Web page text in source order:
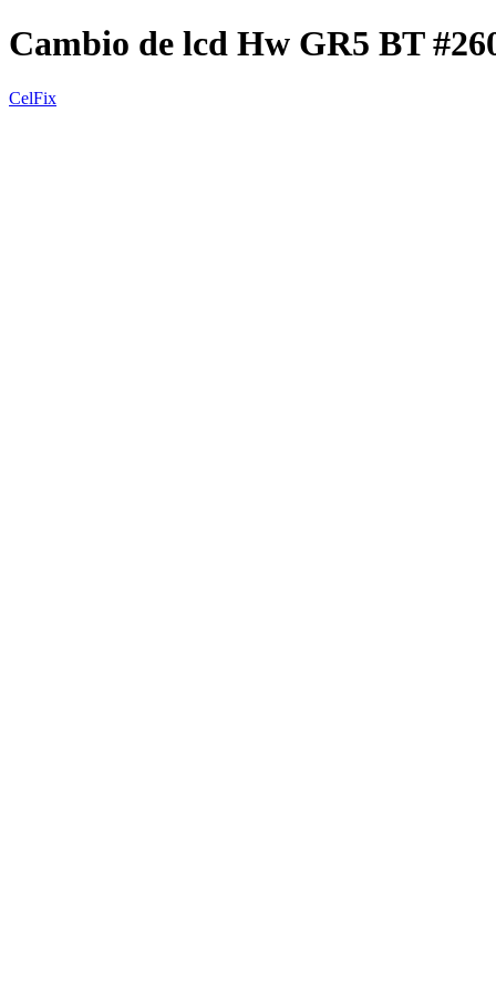
Cambio de lcd Hw GR5 BT
CelFix